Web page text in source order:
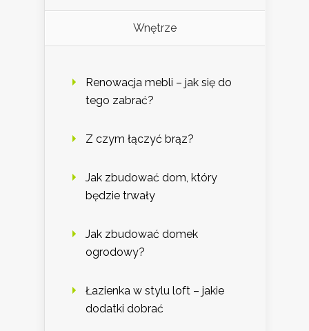
Wnętrze
Renowacja mebli – jak się do
tego zabrać?
Z czym łączyć brąz?
Jak zbudować dom, który
będzie trwały
Jak zbudować domek
ogrodowy?
Łazienka w stylu loft – jakie
dodatki dobrać